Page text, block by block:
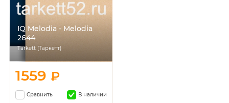
IQ Melodia - Melodia
2644
Tarkett (Таркетт)
1559₽
Сравнить В наличии